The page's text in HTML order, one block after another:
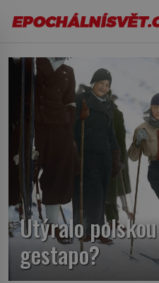
Utýralo
gestapo?